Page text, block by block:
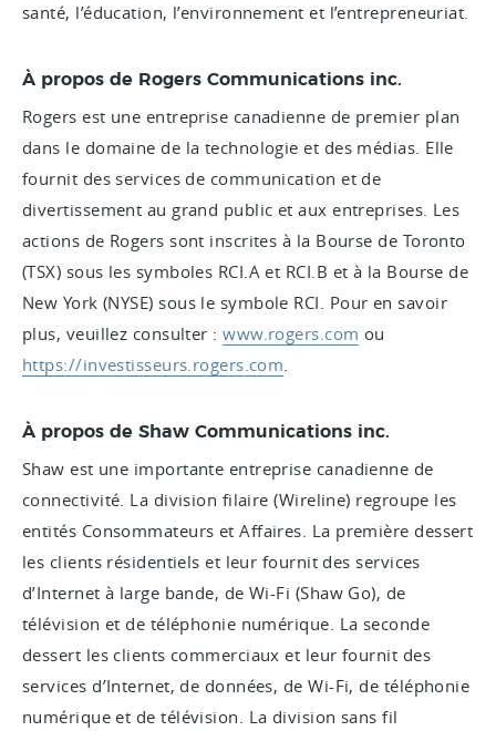
santé, l’éducation, l’environnement et l’entrepreneuriat.
À propos de Rogers Communications inc.
Rogers est une entreprise canadienne de premier plan
dans le domaine de la technologie et des médias. Elle
fournit des services de communication et de
divertissement au grand public et aux entreprises. Les
actions de Rogers sont inscrites à la Bourse de Toronto
(TSX) sous les symboles RCI.A et RCI.B et à la Bourse de
New York (NYSE) sous le symbole RCI. Pour en savoir
plus, veuillez consulter :www.rogers.com ou
https://investisseurs.rogers.com.
À propos de Shaw Communications inc.
Shaw est une importante entreprise canadienne de
connectivité. La division filaire (Wireline) regroupe les
entités Consommateurs et Affaires. La première dessert
les clients résidentiels et leur fournit des services
d’Internet à large bande, de Wi-Fi (Shaw Go), de
télévision et de téléphonie numérique. La seconde
dessert les clients commerciaux et leur fournit des
services d’Internet, de données, de Wi-Fi, de téléphonie
numérique et de télévision. La division sans fil